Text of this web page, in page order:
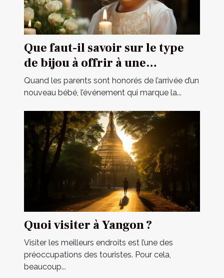
Que faut-il savoir sur le type
de bijou à offrir à une
cérémonie de baptême ?
Quand les parents sont honorés de l’arrivée d’un
nouveau bébé, l’événement qui marque la...
Quoi visiter à Yangon ?
Visiter les meilleurs endroits est l’une des
préoccupations des touristes. Pour cela,
beaucoup...